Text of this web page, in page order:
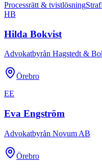
Processrätt & tvistlösning
HB
Hilda Bokvist
Advokatbyrån Hagstedt &
Örebro
EE
Eva Engström
Advokatbyrån Novum AB
Örebro